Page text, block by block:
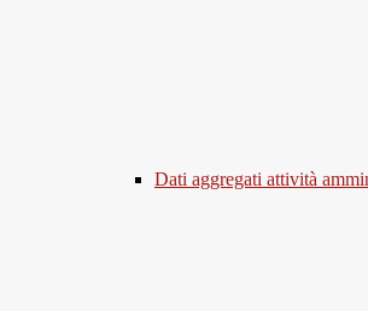
Dati aggregati attività